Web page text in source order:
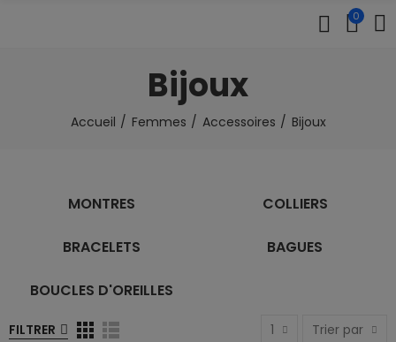
0
Bijoux
Accueil Femmes Accessoires Bijoux
MONTRES COLLIERS
BRACELETS BAGUES
BOUCLES D'OREILLES
FILTRER 1 Trier par